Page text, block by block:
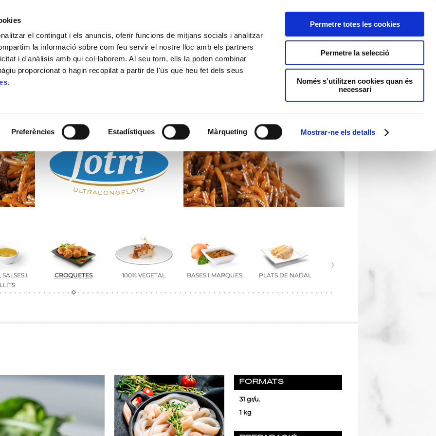
el contingut i els anuncis, oferir funcions de mitjans socials i analitzar
la informació sobre com feu servir el nostre lloc amb els partners
i d'anàlisis amb qui col·laborem. Al seu torn, ells la poden combinar
proporcionat o hagin recopilat a partir de l'ús que heu fet dels seus
.
Preferències Estadístiques Màrqueting Mostrar-ne els detalls
Permetre totes les cookies
Permetre la selecció
Només s’utilitzen cookies quan és
necessari
ACTUALITAT ON COMPRAR CONTACTE
ULTRACONGELATS
SALSES I
CROQUETES 100% VEGETAL BASES I MARQUES PLATS DE NADAL
FORMATS
31 gr/u.
1 kg